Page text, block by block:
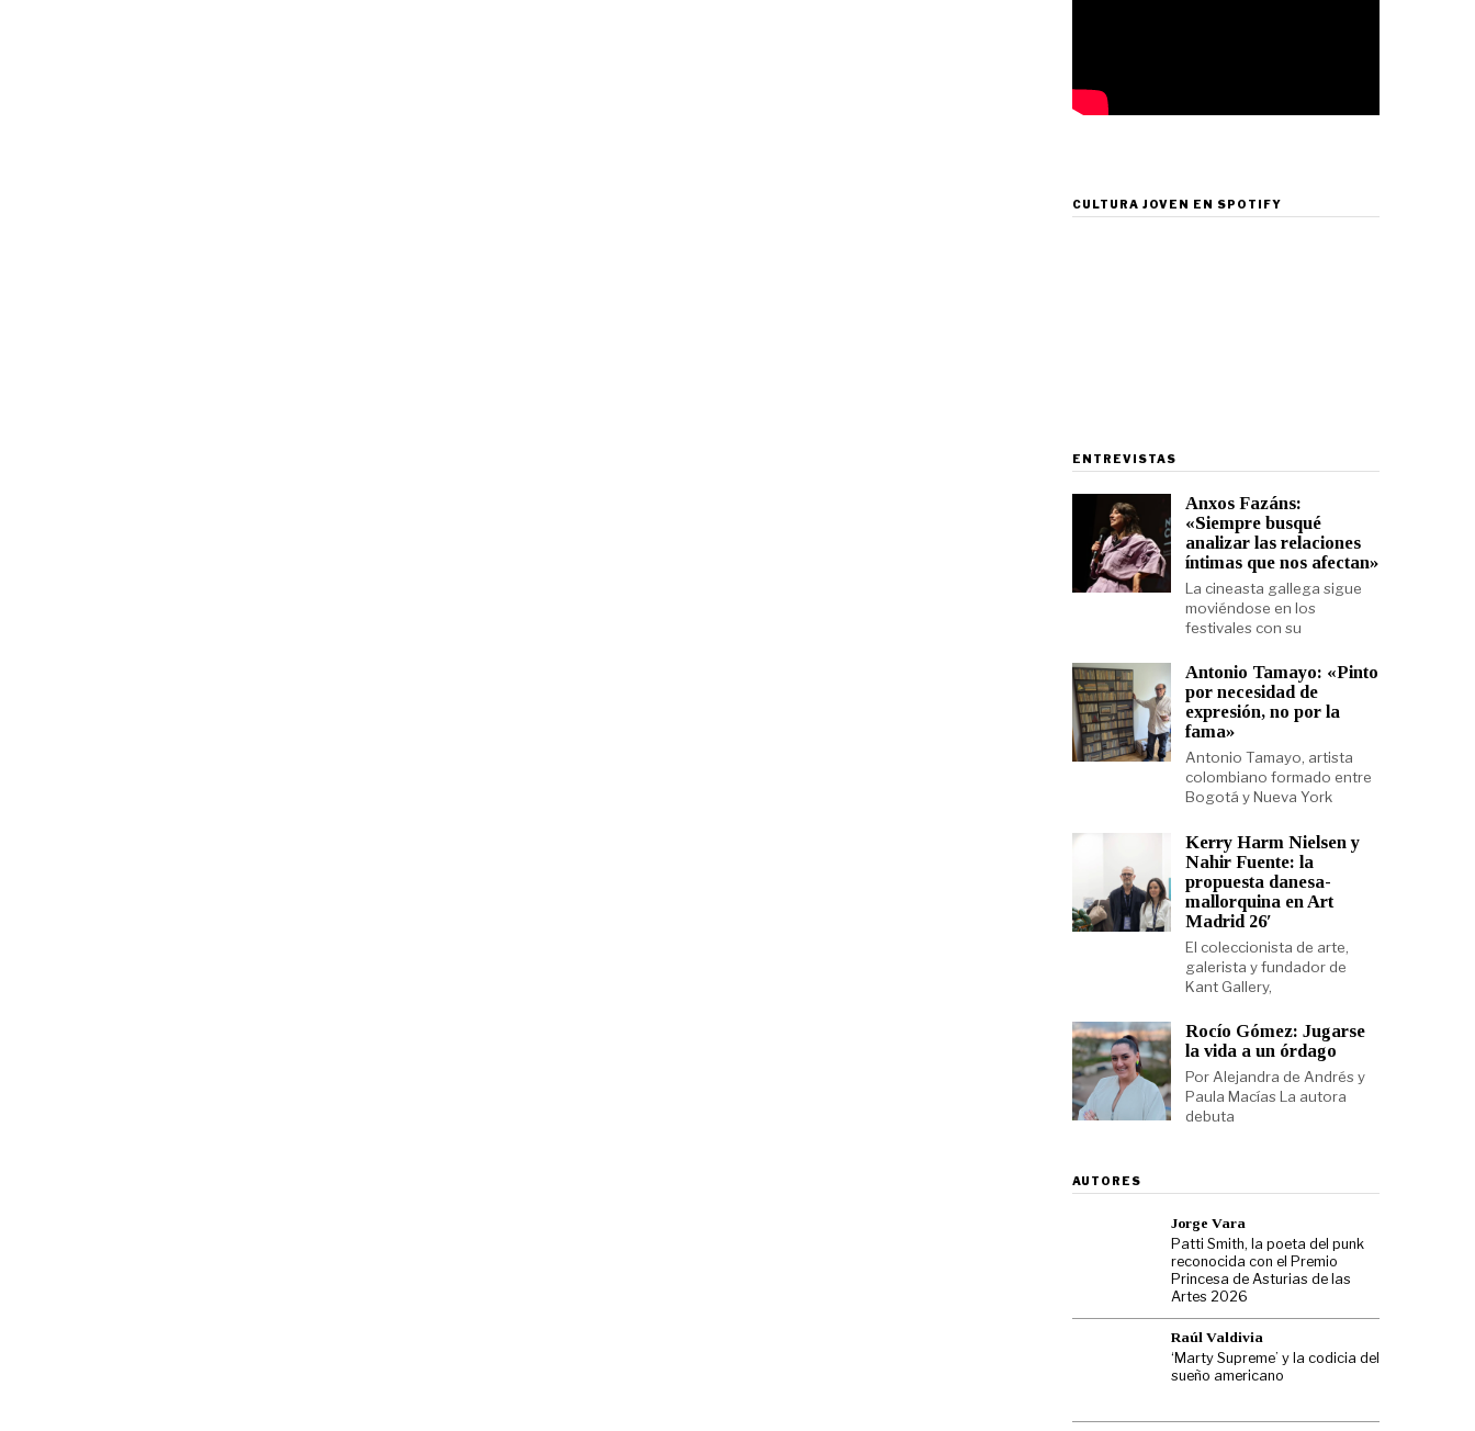
CULTURA JOVEN EN SPOTIFY
ENTREVISTAS
Anxos Fazáns:
«Siempre busqué
analizar las relaciones
íntimas que nos afectan»
La cineasta gallega sigue
moviéndose en los
festivales con su
Antonio Tamayo: «Pinto
por necesidad de
expresión, no por la
fama»
Antonio Tamayo, artista
colombiano formado entre
Bogotá y Nueva York
Kerry Harm Nielsen y
Nahir Fuente: la
propuesta danesa-
mallorquina en Art
Madrid 26′
El coleccionista de arte,
galerista y fundador de
Kant Gallery,
Rocío Gómez: Jugarse
la vida a un órdago
Por Alejandra de Andrés y
Paula Macías La autora
debuta
AUTORES
Jorge Vara
Patti Smith, la poeta del punk
reconocida con el Premio
Princesa de Asturias de las
Artes 2026
Raúl Valdivia
‘Marty Supreme’ y la codicia del
sueño americano